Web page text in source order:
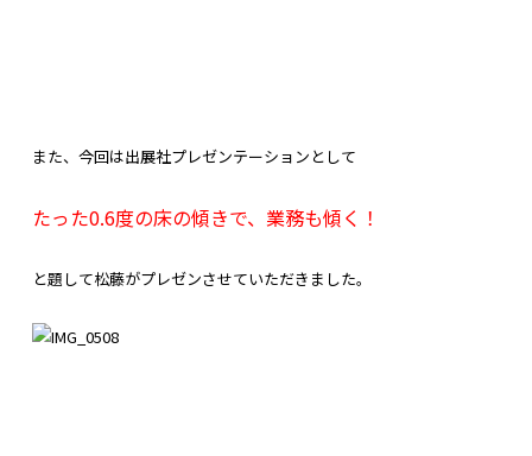
また、今回は出展社プレゼンテーションとして
たった0.6度の床の傾きで、業務も傾く！
と題して松藤がプレゼンさせていただきました。